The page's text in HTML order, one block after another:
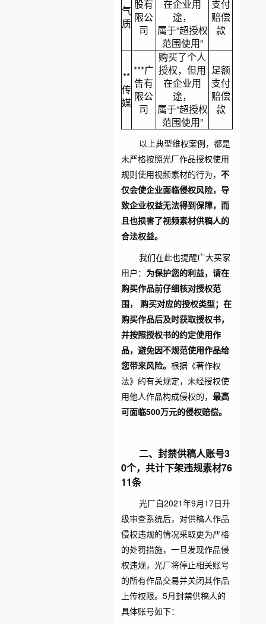
气
质
股有
限公
司
在企业用
途，
属于“超授权
范围使用”
支付
赔偿
款
**
传
媒
***广
告有
限公
司
购买了个人
授权，但用
在企业用
途，
属于“超授权
范围使用”
足额
支付
赔偿
款
以上典型维权案例，都是
未严格按照光厂作品授权使用
规则使用视频素材的行为， 不
仅会使企业面临侵权风险，导
致企业权益无法得到保障，而
且也损害了视频素材供稿人的
合法权益。
我们在此也提醒广大买家
用户： 为保护您的利益，请在
购买作品前仔细核对授权范
围， 购买对应的授权类型；在
购买作品后及时获取授权书，
并按照授权书的约定使用作
品，避免因不规范使用作品给
您带来风险。 根据《著作权
法》的有关规定，未经授权使
用他人作品构成侵权的， 最高
可面临500万元的侵权赔偿。
二、封禁供稿人账号3
0个，共计下架违规素材76
11条
光厂自2021年9月17日升
级审查系统后，对供稿人作品
侵权违规的情况采取更为严格
的处罚措施，一旦发现作品侵
权违规，光厂将停止相关账号
的所有作品交易并关闭其作品
上传权限。5月封禁供稿人的
具体账号如下：